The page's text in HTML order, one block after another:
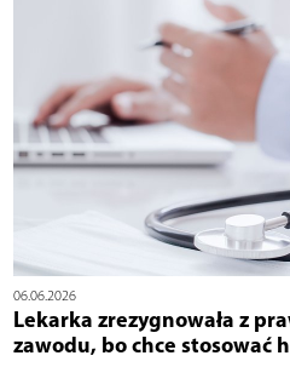
06.06.2026
Lekarka zrezygnowała z
zawodu, bo chce stosować